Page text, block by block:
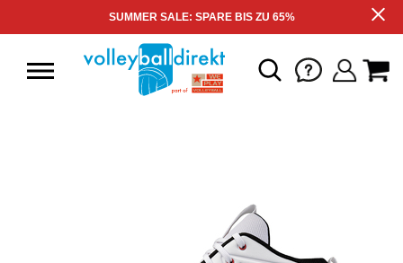
SUMMER SALE: SPARE BIS ZU 65%